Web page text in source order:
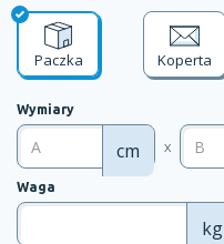
Paczka Koperta
Wymiary
cm x
Waga
kg